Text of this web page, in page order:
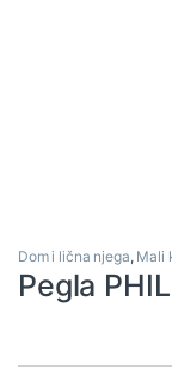
Dom i lična njega, Mali
Pegla